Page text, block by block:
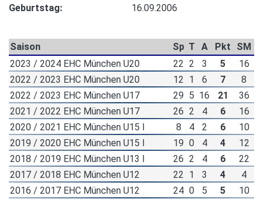
Geburtstag: 16.09.2006
Saison Sp T A Pkt
SM
2023 / 2024 EHC München U20
22 2 3 5
16
2022 / 2023 EHC München U20
12 1 6 7
8
2022 / 2023 EHC München U17
29 5 16 21
36
2021 / 2022 EHC München U17
26 2 4 6
16
2020 / 2021 EHC München U15 I
8 4 2 6
10
2019 / 2020 EHC München U15 I
19 0 4 4
12
2018 / 2019 EHC München U13 I
26 2 4 6
22
2017 / 2018 EHC München U12
22 1 3 4
4
2016 / 2017 EHC München U12
24 0 5 5 10